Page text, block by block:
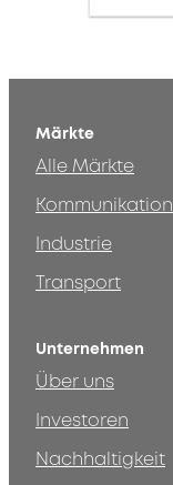
Märkte
Alle Märkte
Kommunikation
Industrie
Transport
Unternehmen
Über uns
Investoren
Nachhaltigkeit